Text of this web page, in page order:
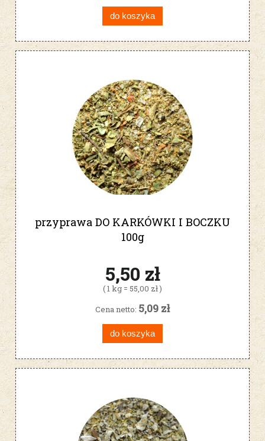
do koszyka
przyprawa DO KARKÓWKI I BOCZKU
100g
5,50 zł
( 1 kg = 55,00 zł )
Cena netto: 5,09 zł
do koszyka